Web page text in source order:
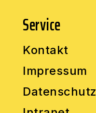
Service
Kontakt
Impressum
Datenschutz